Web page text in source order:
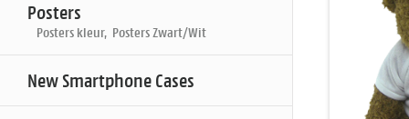
Posters
Posters kleur, Posters Zwart/Wit
New Smartphone Cases